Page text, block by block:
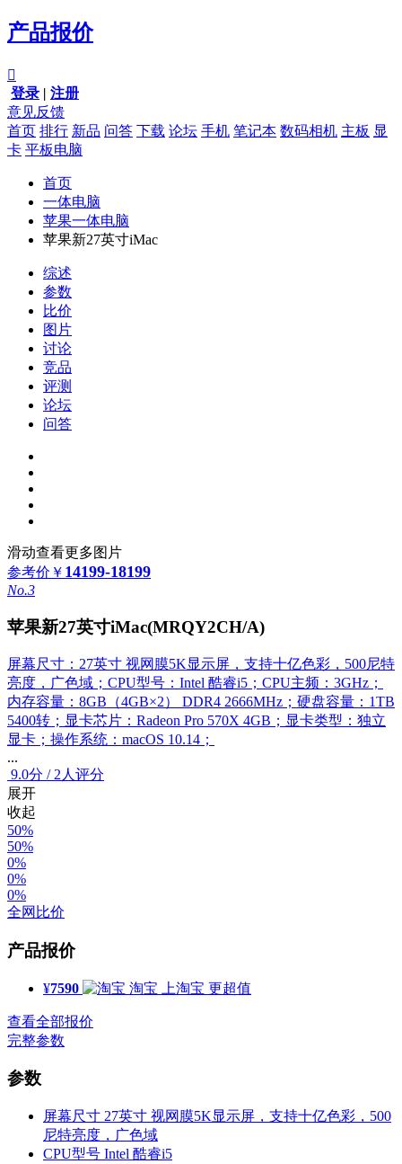
产品报价

登录 | 注册
意见反馈
首页 排行 新品 问答 下载 论坛 手机 笔记本 数码相机 主板 显
卡 平板电脑
首页
一体电脑
苹果一体电脑
苹果新27英寸iMac
综述
参数
比价
图片
讨论
竞品
评测
论坛
问答
滑动查看更多图片
参考价 ￥ 14199-18199
No.3
苹果新27英寸iMac(MRQY2CH/A)
屏幕尺寸：27英寸 视网膜5K显示屏，支持十亿色彩，500尼特
亮度，广色域；CPU型号：Intel 酷睿i5；CPU主频：3GHz；
内存容量：8GB（4GB×2） DDR4 2666MHz；硬盘容量：1TB
5400转；显卡芯片：Radeon Pro 570X 4GB；显卡类型：独立
显卡；操作系统：macOS 10.14；
...
9.0分 / 2人评分
展开
收起
50%
50%
0%
0%
0%
全网比价
产品报价
¥7590 淘宝 上淘宝 更超值
查看全部报价
完整参数
参数
屏幕尺寸 27英寸 视网膜5K显示屏，支持十亿色彩，500
尼特亮度，广色域
CPU型号 Intel 酷睿i5